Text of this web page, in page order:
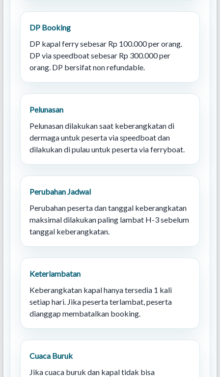
DP Booking
DP kapal ferry sebesar Rp 100.000 per orang.
DP via speedboat sebesar Rp 300.000 per
orang. DP bersifat non refundable.
Pelunasan
Pelunasan dilakukan saat keberangkatan di
dermaga untuk peserta via speedboat dan
dilakukan di pulau untuk peserta via ferryboat.
Perubahan Jadwal
Perubahan peserta dan tanggal keberangkatan
maksimal dilakukan paling lambat H-3 sebelum
tanggal keberangkatan.
Keterlambatan
Keberangkatan kapal hanya tersedia 1 kali
setiap hari. Jika peserta terlambat, peserta
dianggap membatalkan booking.
Cuaca Buruk
Jika cuaca buruk dan kapal tidak bisa